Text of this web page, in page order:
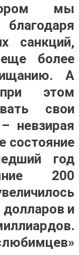
мы
санкций,
более
А
этом
свои
невзирая
состояние
год
200
и